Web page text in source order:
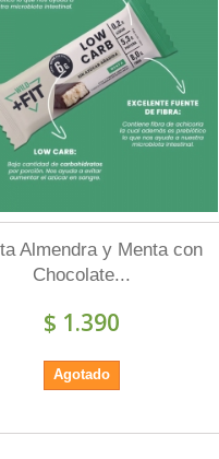
Almendra y Menta con
Chocolate...
$ 1.390
Agotado